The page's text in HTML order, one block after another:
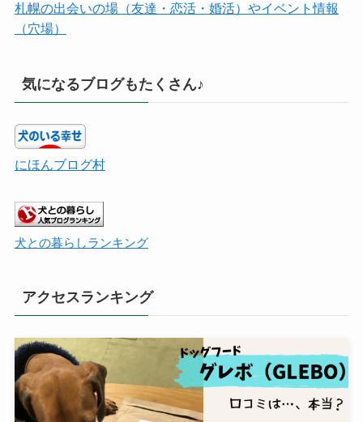
札幌の出会いの場（友達・恋活・婚活）やイベント情報
（穴場）
気になるブログもたくさん♪
にほんブログ村
犬との暮らしランキング
アクセスランキング